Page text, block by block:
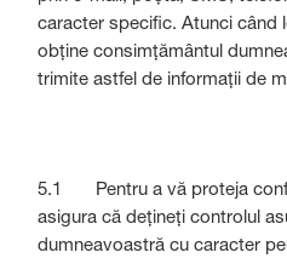
caracter specific. Atunci când
obține consimțământul
trimite astfel de informații de
5.1 Pentru a vă proteja
asigura că dețineți controlul
dumneavoastră cu caracter